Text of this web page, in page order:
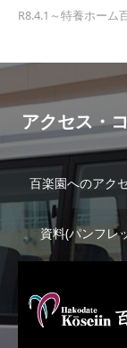
R8.4.1～特養ホーム
アクセス・
百楽園へのアク
資料(パンフレ